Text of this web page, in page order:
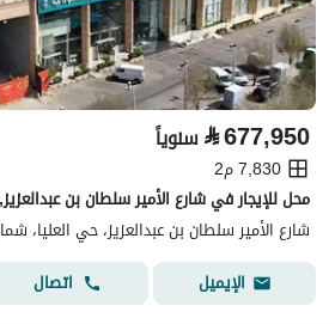
⃁677,950 سنوياً
7,830 م2
شارع الأمير سلطان بن عبدالعزيز، حي العليا،
الإيميل
اتصال